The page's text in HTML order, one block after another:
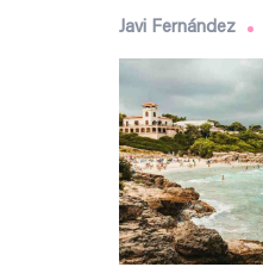
Javi Fernández